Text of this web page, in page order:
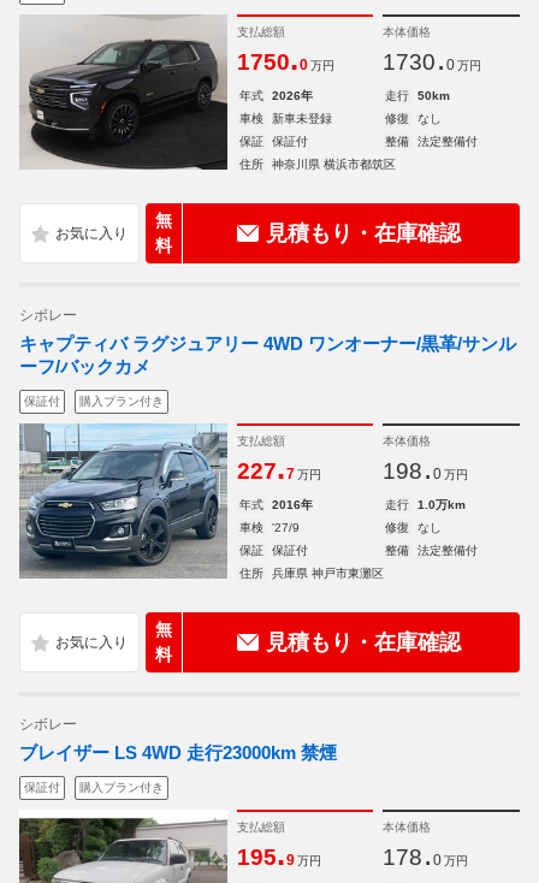
支払総額
1750.0 万円
本体価格
1730. 0 万円
年式 2026年 走行
50km
車検
新車未登録 修復
なし
保証
保証付 整備
法定整備付
住所
神奈川県 横浜市都筑区
無
料
見積もり・在庫確認
シボレー
キャプティバ ラグジュアリー 4WD ワンオーナー/黒革/サンル
ーフ/バックカメ
保証付 購入プラン付き
支払総額
227.7 万円
本体価格
198. 0 万円
年式 2016年 走行
1.0万km
車検
'27/9 修復
なし
保証
保証付 整備
法定整備付
住所
兵庫県 神戸市東灘区
無
料
見積もり・在庫確認
シボレー
ブレイザー LS 4WD 走行23000km 禁煙
保証付 購入プラン付き
支払総額
195.9 万円
本体価格
178. 0 万円